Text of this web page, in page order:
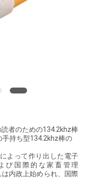
読者のための134.2khz棒
手持ち型134.2khz棒の
よって作り出した電子
び国際的な家畜管理
内政上始められ、国際